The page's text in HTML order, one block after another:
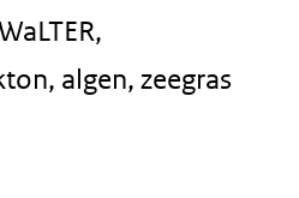
algen, zeegras